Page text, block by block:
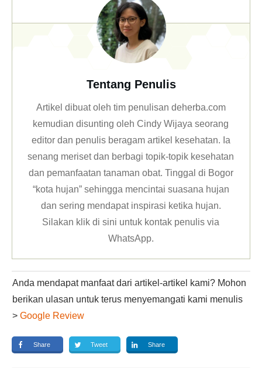
Tentang Penulis
Artikel dibuat oleh tim penulisan deherba.com
kemudian disunting oleh Cindy Wijaya seorang
editor dan penulis beragam artikel kesehatan. Ia
senang meriset dan berbagi topik-topik kesehatan
dan pemanfaatan tanaman obat. Tinggal di Bogor
“kota hujan” sehingga mencintai suasana hujan
dan sering mendapat inspirasi ketika hujan.
Silakan klikdi sini untuk kontak penulis via
WhatsApp.
Anda mendapat manfaat dari artikel-artikel kami? Mohon
berikan ulasan untuk terus menyemangati kami menulis
> Google Review
Share Tweet Share